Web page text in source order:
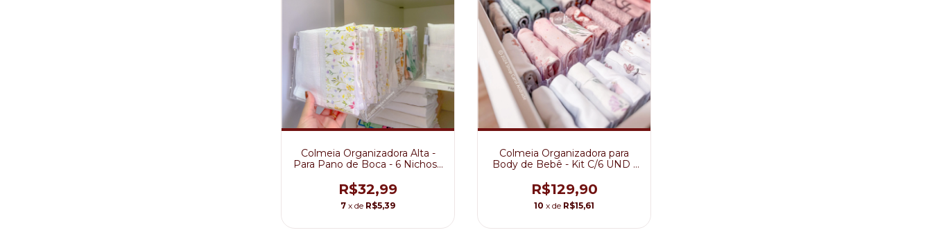
Colmeia Organizadora Alta -
Para Pano de Boca - 6 Nichos -
R$32,99
7 x de R$5,39
Colmeia Organizadora para
Body de Bebê - Kit C/6 UND -
R$129,90
10 x de R$15,61